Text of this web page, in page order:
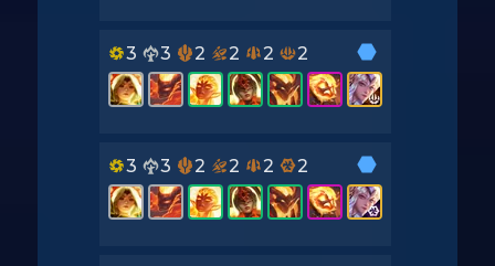
3 3 2 2 2 2
3 3 2 2 2 2